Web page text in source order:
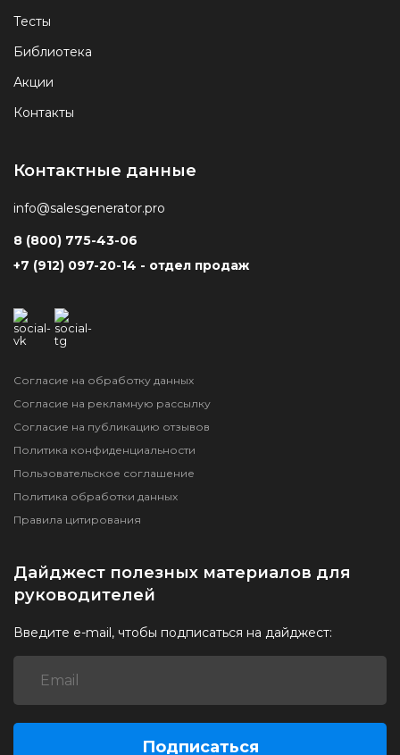
Тесты
Библиотека
Акции
Контакты
Контактные данные
info@salesgenerator.pro
8 (800) 775-43-06
+7 (912) 097-20-14 - отдел продаж
Согласие на обработку данных
Согласие на рекламную рассылку
Согласие на публикацию отзывов
Политика конфиденциальности
Пользовательское соглашение
Политика обработки данных
Правила цитирования
Дайджест полезных материалов для
руководителей
Введите e-mail, чтобы подписаться на дайджест:
Подписаться